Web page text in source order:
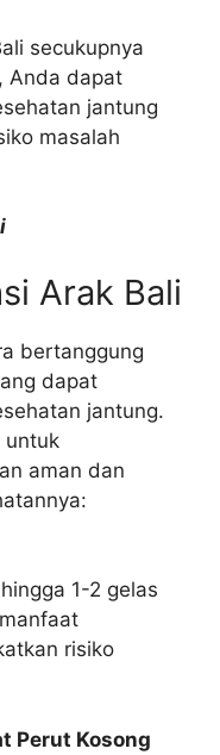
secukupnya
Anda dapat
jantung
masalah
Arak Bali
bertanggung
dapat
jantung.
untuk
aman dan
1-2 gelas
risiko
Perut Kosong